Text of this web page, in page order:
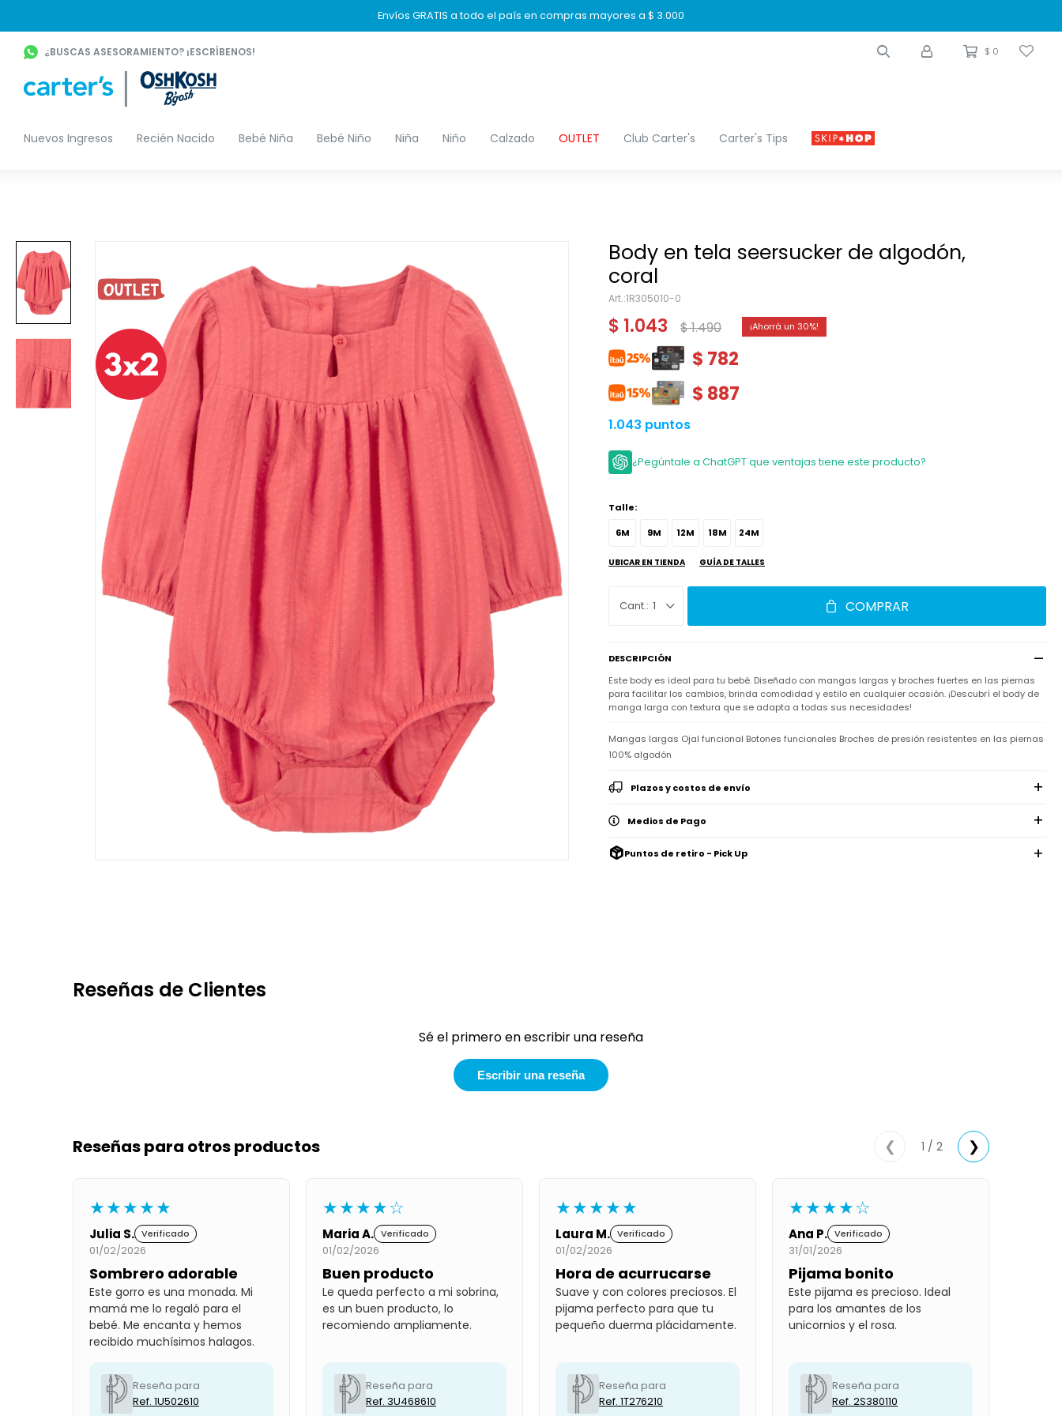
Envíos GRATIS a todo el país en compras mayores a $ 3.000
Nuevos Ingresos Recién Nacido Bebé Niña Bebé Niño Niña Niño Calzado OUTLET Club Carter's Carter's Tips
$ 0
¿BUSCAS ASESORAMIENTO? ¡ESCRÍBENOS!
Body en tela seersucker de algodón,
coral
1R305010-0
$ 1.043 $1.490 30
$ 782
$ 887
1.043 puntos
¿Pegúntale a ChatGPT que ventajas tiene este producto?
Talle:
6M
9M 12M 18M 24M
UBICAR EN TIENDA GUÍA DE TALLES
1 COMPRAR
DESCRIPCIÓN
Este body es ideal para tu bebé. Diseñado con mangas largas y broches fuertes en las piernas
para facilitar los cambios, brinda comodidad y estilo en cualquier ocasión. ¡Descubrí el body de
manga larga con textura que se adapta a todas sus necesidades!
Mangas largas Ojal funcional Botones funcionales Broches de presión resistentes en las piernas
100% algodón
Plazos y costos de envío
Medios de Pago
Puntos de retiro - Pick Up
Reseñas de Clientes
Sé el primero en escribir una reseña
Escribir una reseña
Reseñas para otros productos ❮ 1 / 2 ❯
★★★★★
Julia S. Verificado
01/02/2026
Sombrero adorable
Este gorro es una monada. Mi
mamá me lo regaló para el
bebé. Me encanta y hemos
recibido muchísimos halagos.
Reseña para
Ref. 1U502610
★★★★☆
Maria A. Verificado
01/02/2026
Buen producto
Le queda perfecto a mi sobrina,
es un buen producto, lo
recomiendo ampliamente.
Reseña para
Ref. 3U468610
★★★★★
Laura M. Verificado
01/02/2026
Hora de acurrucarse
Suave y con colores preciosos. El
pijama perfecto para que tu
pequeño duerma plácidamente.
Reseña para
Ref. 1T276210
★★★★☆
Ana P. Verificado
31/01/2026
Pijama bonito
Este pijama es precioso. Ideal
para los amantes de los
unicornios y el rosa.
Reseña para
Ref. 2S380110